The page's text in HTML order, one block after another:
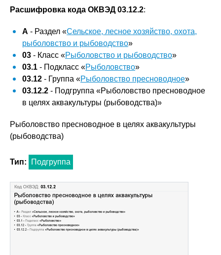
Расшифровка кода ОКВЭД 03.12.2:
A - Раздел «Сельское, лесное хозяйство, охота,
рыболовство и рыбоводство»
03 - Класс «Рыболовство и рыбоводство»
03.1 - Подкласс «Рыболовство»
03.12 - Группа «Рыболовство пресноводное»
03.12.2 - Подгруппа «Рыболовство пресноводное
в целях аквакультуры (рыбоводства)»
Рыболовство пресноводное в целях аквакультуры
(рыбоводства)
Тип: Подгруппа